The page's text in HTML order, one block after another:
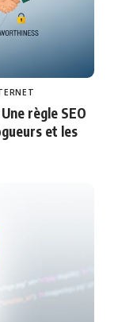
règle SEO
et les